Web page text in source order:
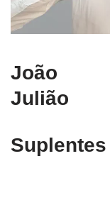
João
Julião
Suplentes